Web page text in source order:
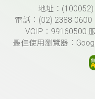
頁尾資訊地址：
電話：(02) 2388-
VOIP：99160500
最佳使用瀏覽器：